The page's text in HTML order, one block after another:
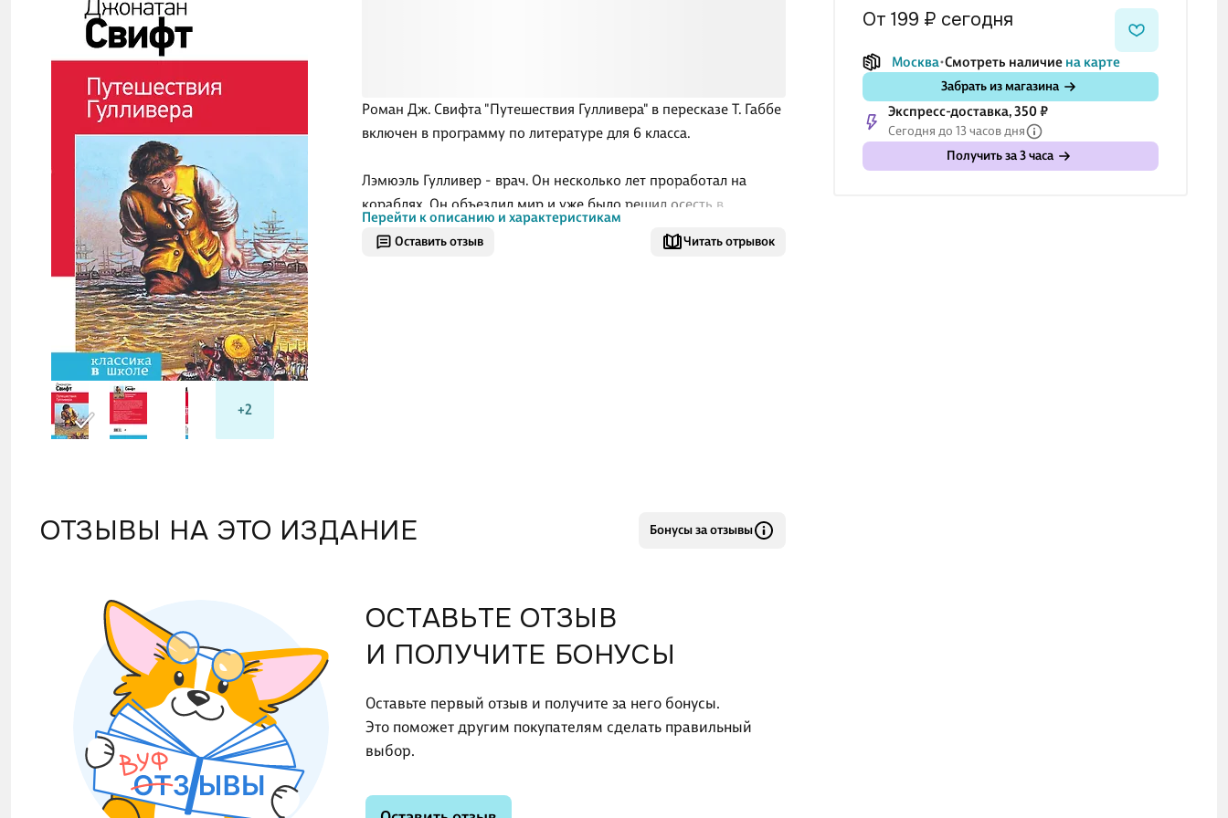
+2
Оставить отзыв Читать отрывок
Роман Дж. Свифта "Путешествия Гулливера" в пересказе Т. Габбе
включен в программу по литературе для 6 класса.
Лэмюэль Гулливер - врач. Он несколько лет проработал на
кораблях. Он объездил мир и уже было решил осесть в
Лондоне, но врачебная практика не приносила достаточно
средств, чтобы содержать семью. Гулливер отправляется в
Перейти к описанию и характеристикам
от 199 ₽ сегодня
Москва Смотреть наличие на карте
Забрать из магазина
Экспресс-доставка, 350 ₽
Сегодня до 13 часов дня
Получить за 3 часа
ОТЗЫВЫ НА ЭТО ИЗДАНИЕ Бонусы за отзывы
ОСТАВЬТЕ ОТЗЫВ
И ПОЛУЧИТЕ БОНУСЫ
Оставьте первый отзыв и получите за него бонусы.
Это поможет другим покупателям сделать правильный
выбор.